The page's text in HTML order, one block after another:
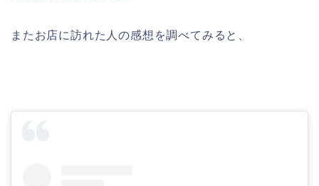
またお店に訪れた人の感想を調べてみると、